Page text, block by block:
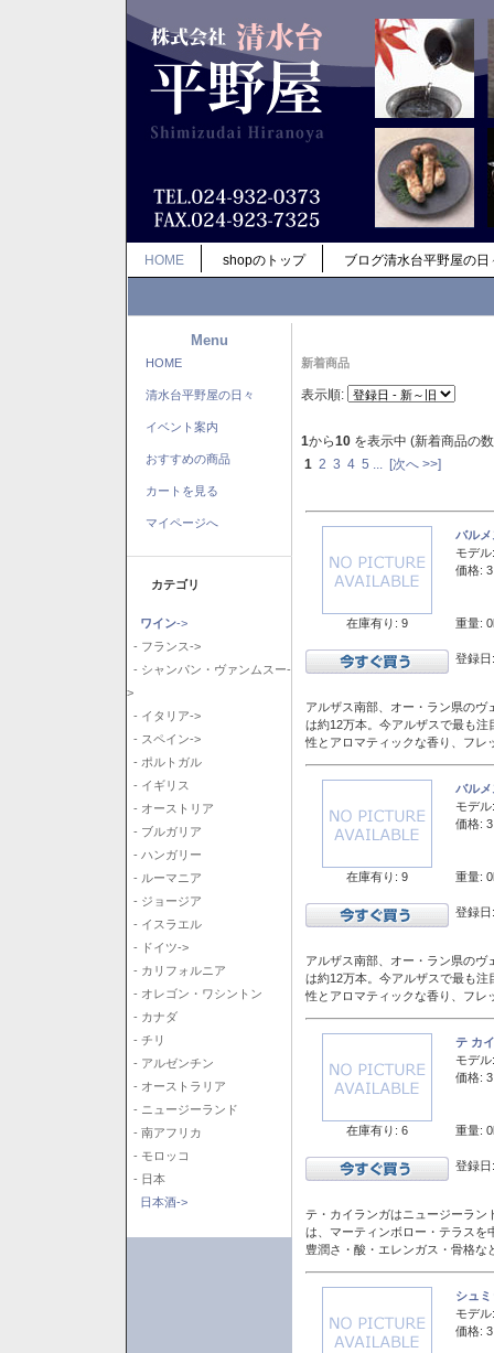
HOME shopのトップ ブログ清水台平野屋の日
Menu
HOME
清水台平野屋の日々
イベント案内
おすすめの商品
カートを見る
マイページへ
カテゴリ
ワイン->
- フランス->
- シャンパン・ヴァンムスー-
>
- イタリア->
- スペイン->
- ポルトガル
- イギリス
- オーストリア
- ブルガリア
- ハンガリー
- ルーマニア
- ジョージア
- イスラエル
- ドイツ->
- カリフォルニア
- オレゴン・ワシントン
- カナダ
- チリ
- アルゼンチン
- オーストラリア
- ニュージーランド
- 南アフリカ
- モロッコ
- 日本
日本酒->
新着商品
表示順:
1から10 を表示中 (新着商品の
1 2 3 4 5 [次へ >>]
在庫有り: 9
バル
モデル:
価格:
重量:
登録
アルザス南部、オー・ラン県の
は約12万本。今アルザスで最も
性とアロマティックな香り、フレ
在庫有り: 9
バル
モデル:
価格:
重量:
登録
アルザス南部、オー・ラン県の
は約12万本。今アルザスで最も
性とアロマティックな香り、フレ
在庫有り: 6
テ カ
モデル:
価格:
重量:
登録
テ・カイランガはニュージーラン
は、マーティンボロー・テラスを
豊潤さ・酸・エレンガス・骨格
シュ
モデル:
価格: